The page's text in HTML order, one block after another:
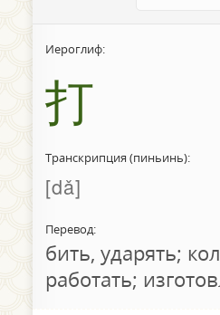
Иероглиф:
打
Транскрипция (пиньинь):
dǎ
Перевод:
бить, ударять;
работать;